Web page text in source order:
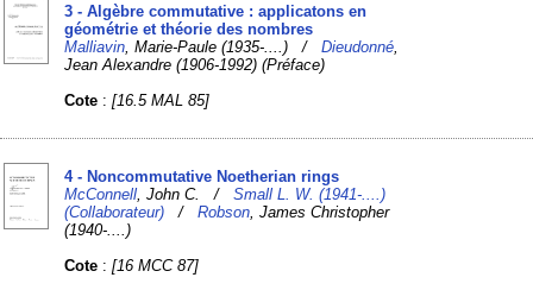
3 - Algèbre commutative : applicatons en
géométrie et théorie des nombres
Malliavin , Marie-Paule (1935-....) /Dieudonné
Jean Alexandre (1906-1992) (Préface)
Cote :[16.5 MAL 85]
4 - Noncommutative Noetherian rings
McConnell , John C. /Small L. W. (1941-....)
(Collaborateur) /Robson , James Christopher
(1940-....)
Cote :[16 MCC 87]